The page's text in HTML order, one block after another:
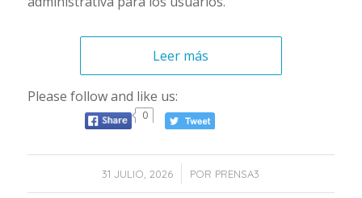
Leer más
Please follow and like us:
0
31 JULIO, 2026
/ POR PRENSA3